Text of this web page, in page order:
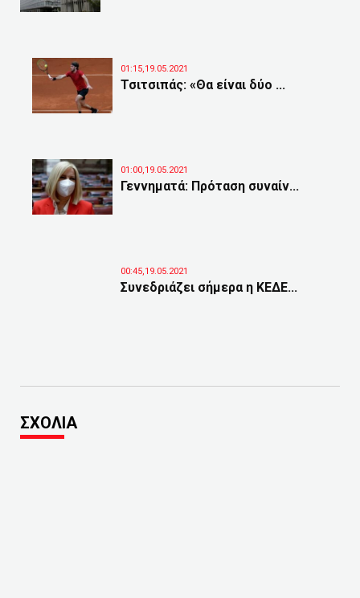
01:15,19.05.2021
Τσιτσιπάς: «Θα είναι δύο ...
01:00,19.05.2021
Γεννηματά: Πρόταση συναίν...
00:45,19.05.2021
Συνεδριάζει σήμερα η ΚΕΔΕ...
ΣΧΟΛΙΑ